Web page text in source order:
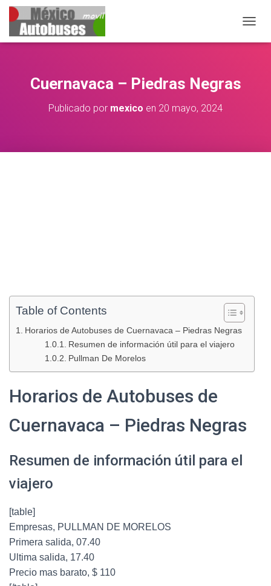
Cuernavaca – Piedras Negras
Publicado por mexico en 20 mayo, 2024
Table of Contents
Horarios de Autobuses de Cuernavaca – Piedras Negras
Resumen de información útil para el viajero
Pullman De Morelos
Horarios de Autobuses de
Cuernavaca – Piedras Negras
Resumen de información útil para el
viajero
[table]
Empresas, PULLMAN DE MORELOS
Primera salida, 07.40
Ultima salida, 17.40
Precio mas barato, $ 110